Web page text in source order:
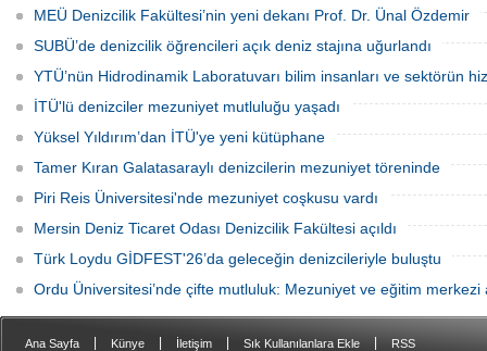
Tamir Ustası (Fitter) Yetiştirme Kursu’
tamamlandı. Kursu başarıyla
tamamlayıp sınavı geçecek adaylar
Arkas Deniz Ticaret Filosu’nda görev
alacak.
Bakanlığı Çaka Bey Mesleki ve Teknik
Anadolu Lisesi, ilk öğrencilerini kabul
etmeye hazırlanıyor.
MEÜ Denizcilik Fakültesi’nin yeni dekanı Prof. Dr. Ünal Özdemir
SUBÜ’de denizcilik öğrencileri açık deniz stajına uğurlandı
YTÜ’nün Hidrodinamik Laboratuvarı bilim insanları ve sektörün
İTÜ'lü denizciler mezuniyet mutluluğu yaşadı
Yüksel Yıldırım’dan İTÜ'ye yeni kütüphane
Tamer Kıran Galatasaraylı denizcilerin mezuniyet töreninde
Piri Reis Üniversitesi'nde mezuniyet coşkusu vardı
Mersin Deniz Ticaret Odası Denizcilik Fakültesi açıldı
Türk Loydu GİDFEST'26’da geleceğin denizcileriyle buluştu
Ordu Üniversitesi’nde çifte mutluluk: Mezuniyet ve eğitim merkezi
Ana Sayfa Künye İletişim Sık Kullanılanlara Ekle RSS